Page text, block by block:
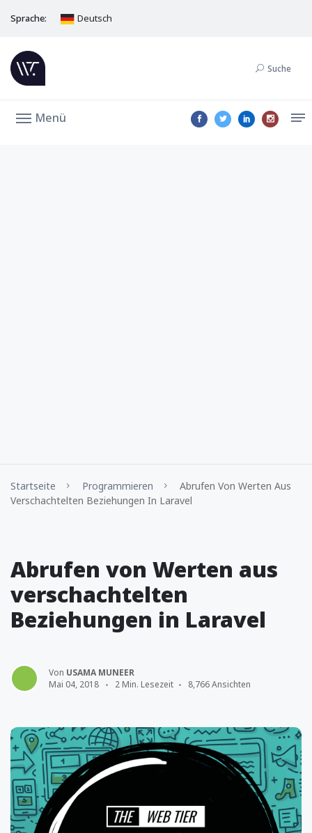
Sprache: Deutsch
Suche
Menü
Startseite Programmieren
Abrufen Von Werten Aus
Verschachtelten Beziehungen In Laravel
Abrufen von Werten aus
verschachtelten
Beziehungen in Laravel
Von USAMA MUNEER
Mai 04, 2018
2 Min. Lesezeit 8,766 Ansichten